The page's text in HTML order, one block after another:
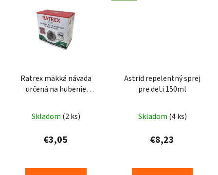
Ratrex mäkká návada
určená na hubenie
Skladom (2 ks)
€3,05
Astrid repelentný sprej
pre deti 150ml
Skladom (4 ks)
€8,23